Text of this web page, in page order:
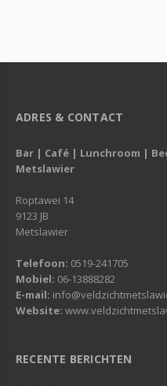
ADRES & CONTACT
Bar | Café | Lunchroom |
Metslawier
Roptawei 14
9123 JB
Metslawier
Telefoon: 0519-241705
Mobiel: 06-13888282
E-mail:
Website:
RECENTE BERICHTEN